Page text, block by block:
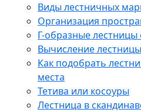
Виды лестничных
Организация
Г-образные
Вычисление
Как подобрать
места
Тетива или косоуры
Лестница в